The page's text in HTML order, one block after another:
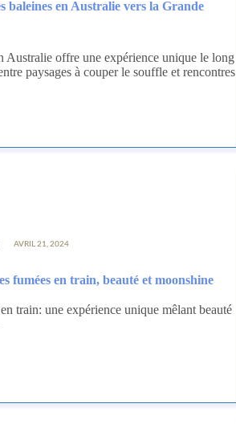
baleines en Australie vers la Grande
Australie offre une expérience unique le long
paysages à couper le souffle et rencontres
AVRIL 21, 2024
fumées en train, beauté et moonshine
train: une expérience unique mêlant beauté